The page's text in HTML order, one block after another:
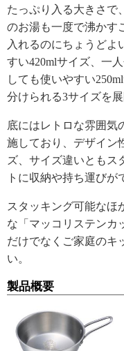
たっぷり入る大きさで
のお湯も一度で沸かす
入れるのにちょうどよ
すい420mlサイズ、一
しても使いやすい
分けられる3サイズを展
底にはレトロな雰囲気
施しており、デザイン
ズ、サイズ違いともス
トに収納や持ち運びが
スタッキング可能なほ
な「マッコリステンカ
だけでなくご家庭のキ
い。
製品概要